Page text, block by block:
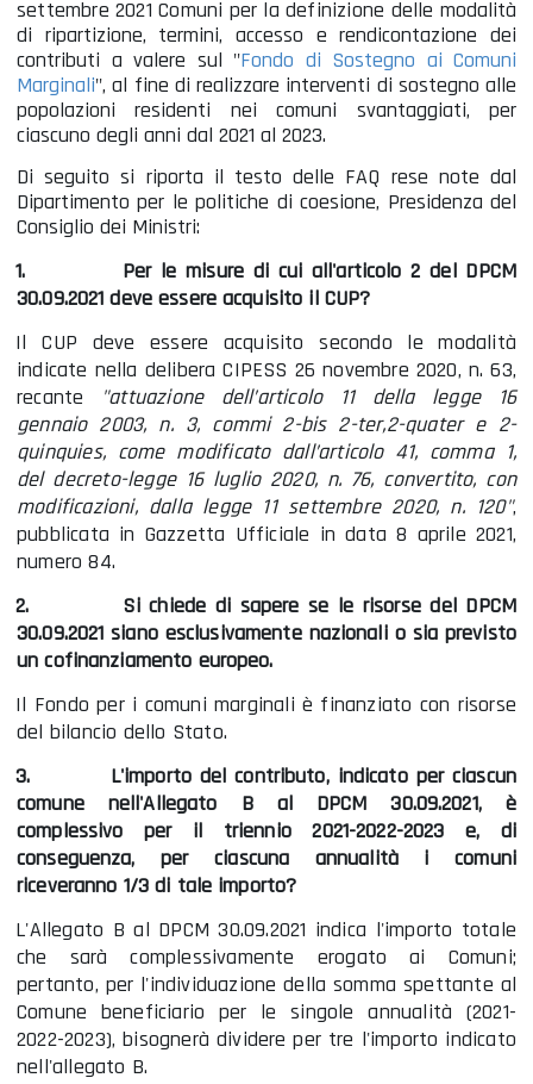
settembre 2021 Comuni per la definizione delle modalità
di ripartizione, termini, accesso e rendicontazione dei
contributi a valere sul "Fondo di Sostegno ai Comuni
Marginali", al fine di realizzare interventi di sostegno alle
popolazioni residenti nei comuni svantaggiati, per
ciascuno degli anni dal 2021 al 2023.
Di seguito si riporta il testo delle FAQ rese note dal
Dipartimento per le politiche di coesione, Presidenza del
Consiglio dei Ministri:
1.
Per le misure di cui all'articolo 2 del DPCM
30.09.2021 deve essere acquisito il CUP?
Il CUP deve essere acquisito secondo le modalità
indicate nella delibera CIPESS 26 novembre 2020, n. 63,
recante
"attuazione dell’articolo 11 della legge 16
gennaio 2003, n. 3, commi 2-bis 2-ter,2-quater e 2-
quinquies, come modificato dall’articolo 41, comma 1,
del decreto-legge 16 luglio 2020, n. 76, convertito, con
modificazioni, dalla legge 11 settembre 2020, n. 120",
pubblicata in Gazzetta Ufficiale in data 8 aprile 2021,
numero 84.
2.
Si chiede di sapere se le risorse del DPCM
30.09.2021 siano esclusivamente nazionali o sia previsto
un cofinanziamento europeo.
Il Fondo per i comuni marginali è finanziato con risorse
del bilancio dello Stato.
3.
L'importo del contributo, indicato per ciascun
comune nell'Allegato B al DPCM 30.09.2021, è
complessivo per il triennio 2021-2022-2023 e, di
conseguenza, per ciascuna annualità i comuni
riceveranno 1/3 di tale importo?
L'Allegato B al DPCM 30.09.2021 indica l'importo totale
che sarà complessivamente erogato ai Comuni;
pertanto, per l'individuazione della somma spettante al
Comune beneficiario per le singole annualità (2021-
2022-2023), bisognerà dividere per tre l'importo indicato
nell'allegato B.